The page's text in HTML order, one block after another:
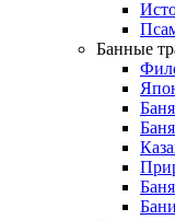
Банные